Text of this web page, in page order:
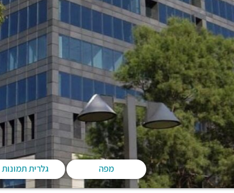
מפה גלרית תמונות